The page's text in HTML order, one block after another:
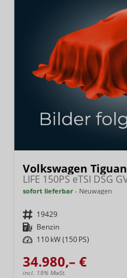
Volkswagen Tiguan
sofort lieferbar Neuwagen
Fahrzeugnr. 19429
Kraftstoff Benzin
Leistung 110 kW (150 PS)
34.980,– €
incl. 19% MwSt.